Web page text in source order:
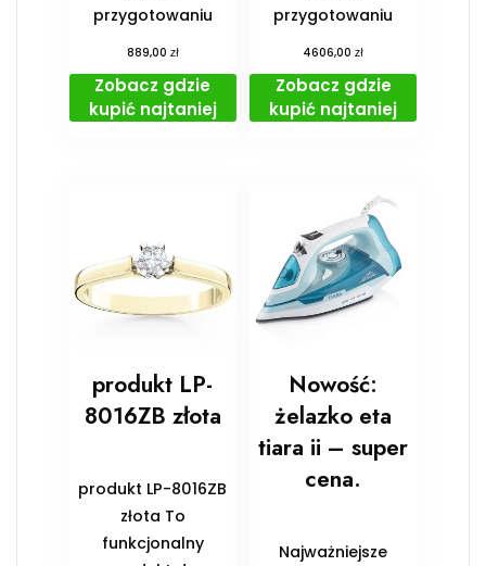
przygotowaniu
889,00 zł
Zobacz gdzie
kupić najtaniej
przygotowaniu
4606,00zł
Zobacz gdzie
kupić najtaniej
produkt LP-
8016ZB złota
produkt LP-8016ZB
złota To
funkcjonalny
Nowość:
żelazko eta
tiara ii – super
cena.
Najważniejsze